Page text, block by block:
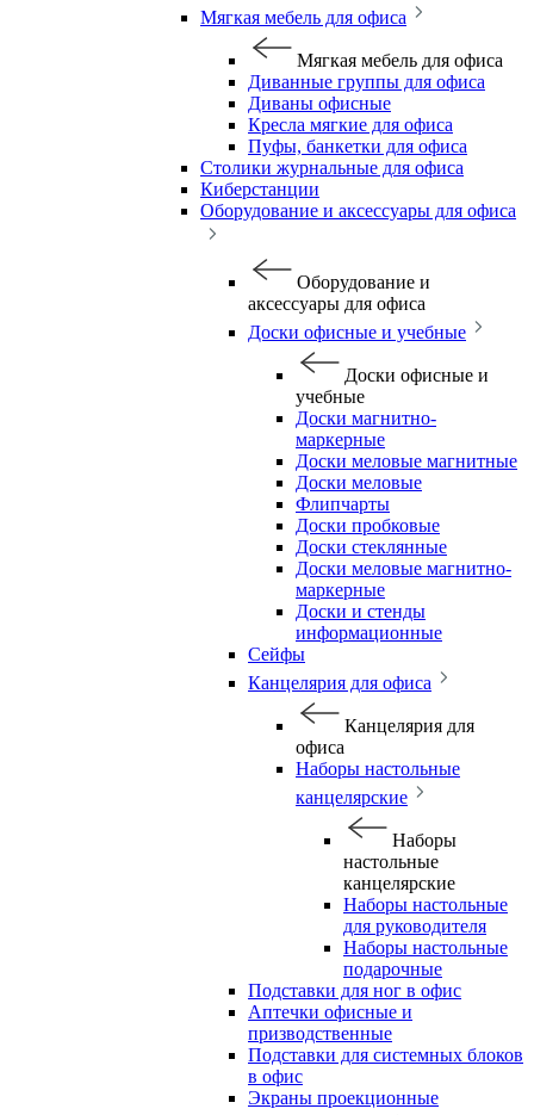
Мягкая мебель для офиса
Мягкая мебель для офиса
Диванные группы для офиса
Диваны офисные
Кресла мягкие для офиса
Пуфы, банкетки для офиса
Столики журнальные для офиса
Киберстанции
Оборудование и аксессуары для офиса
Оборудование и
аксессуары для офиса
Доски офисные и учебные
Доски офисные и
учебные
Доски магнитно-
маркерные
Доски меловые магнитные
Доски меловые
Флипчарты
Доски пробковые
Доски стеклянные
Доски меловые магнитно-
маркерные
Доски и стенды
информационные
Сейфы
Канцелярия для офиса
Канцелярия для
офиса
Наборы настольные
канцелярские
Наборы
настольные
канцелярские
Наборы настольные
для руководителя
Наборы настольные
подарочные
Подставки для ног в офис
Аптечки офисные и
призводственные
Подставки для системных блоков
в офис
Экраны проекционные